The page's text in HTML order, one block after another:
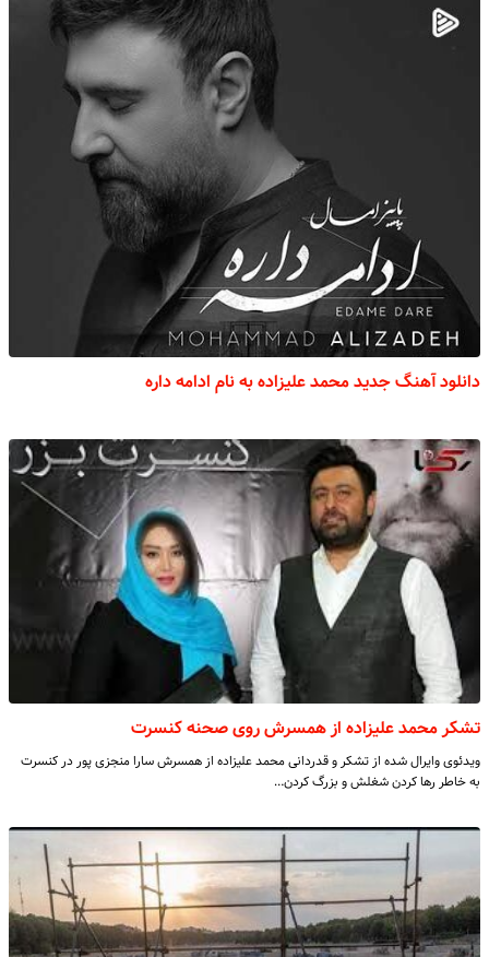
دانلود آهنگ جدید محمد علیزاده به نام ادامه داره
تشکر محمد علیزاده از همسرش روی صحنه کنسرت
ویدئوی وایرال شده از تشکر و قدردانی محمد علیزاده از همسرش سارا منجزی پور در کنسرت
به خاطر رها کردن شغلش و بزرگ کردن…